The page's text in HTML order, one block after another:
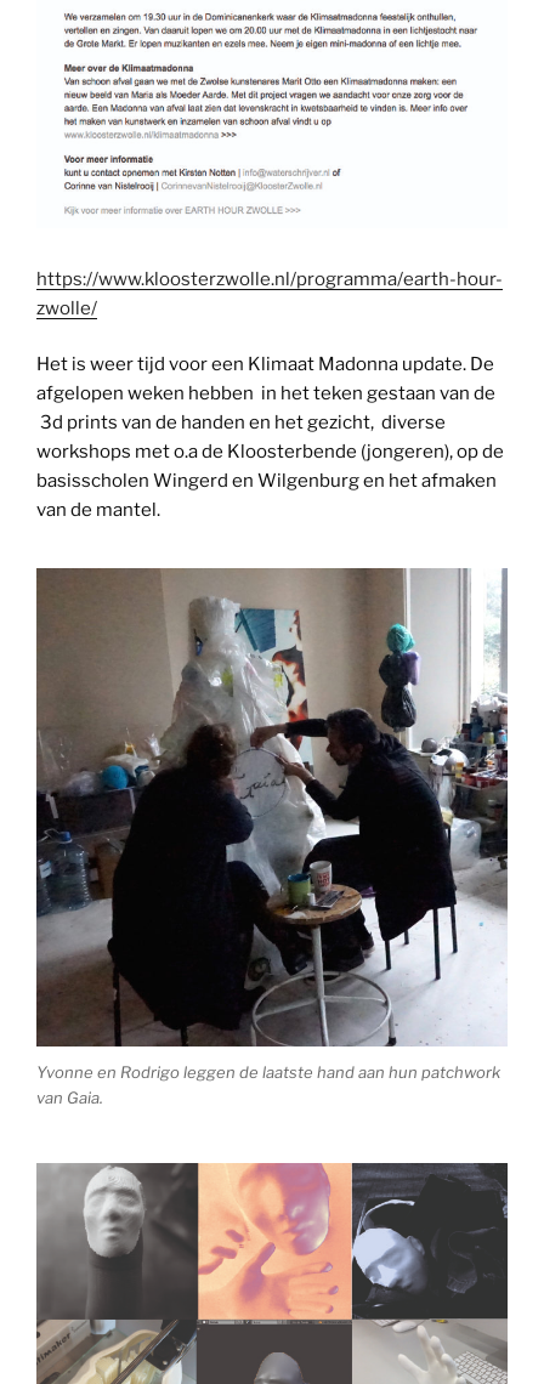
https://www.kloosterzwolle.nl/programma/earth-hour-
zwolle/
Het is weer tijd voor een Klimaat Madonna update. De
afgelopen weken hebben in het teken gestaan van de
3d prints van de handen en het gezicht, diverse
workshops met o.a de Kloosterbende (jongeren), op de
basisscholen Wingerd en Wilgenburg en het afmaken
van de mantel.
Yvonne en Rodrigo leggen de laatste hand aan hun patchwork
van Gaia.